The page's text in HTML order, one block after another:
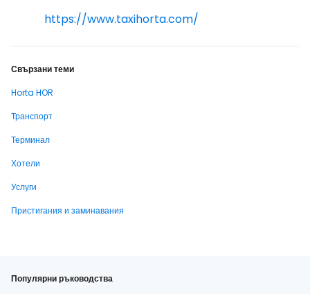
https://www.taxihorta.com/
Свързани теми
Horta HOR
Транспорт
Терминал
Хотели
Услуги
Пристигания и заминавания
Популярни ръководства